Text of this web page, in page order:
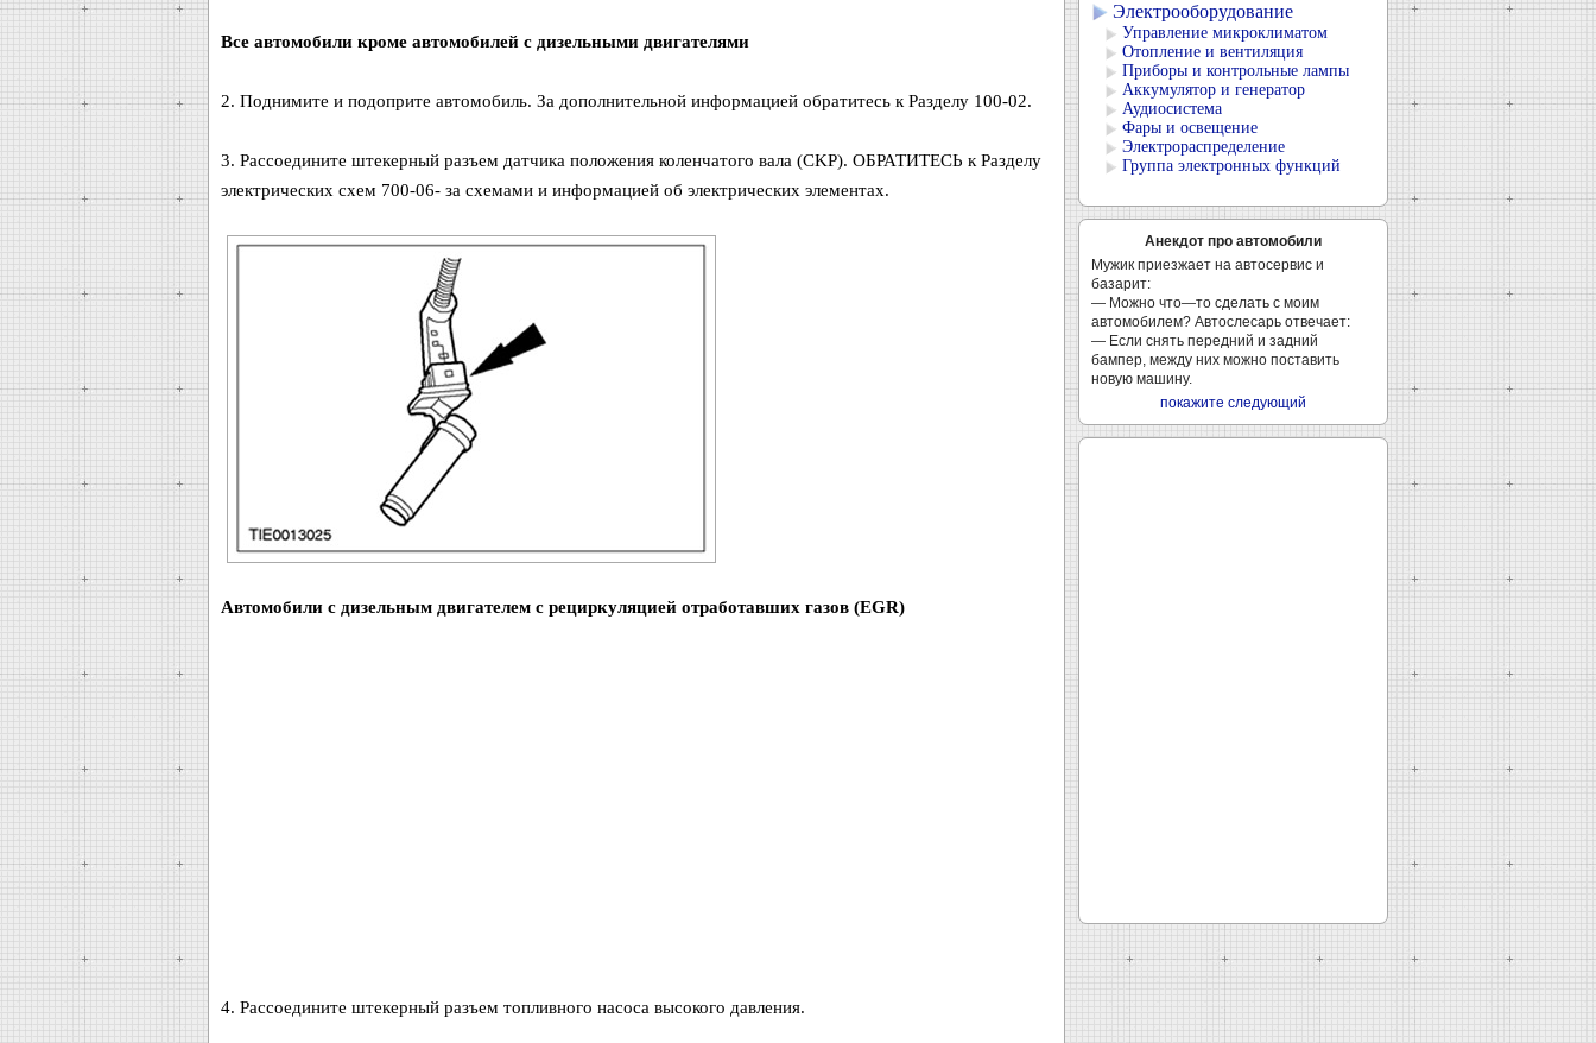
Все автомобили кроме автомобилей с дизельными двигателями
2. Поднимите и подоприте автомобиль. За дополнительной информацией обратитесь к Разделу 100-02.
3. Рассоедините штекерный разъем датчика положения коленчатого вала (CKP). ОБРАТИТЕСЬ к Разделу
электрических схем 700-06- за схемами и информацией об электрических элементах.
Автомобили с дизельным двигателем с рециркуляцией отработавших газов (EGR)
4. Рассоедините штекерный разъем топливного насоса высокого давления.
Электрооборудование
Управление микроклиматом
Отопление и вентиляция
Приборы и контрольные лампы
Аккумулятор и генератор
Аудиосистема
Фары и освещение
Электрораспределение
Группа электронных функций
Анекдот про автомобили
Мужик приезжает на автосервис и
базарит:
— Можно что—то сделать с моим
автомобилем? Автослесарь отвечает:
— Если снять передний и задний
бампер, между них можно поставить
новую машину.
покажите следующий